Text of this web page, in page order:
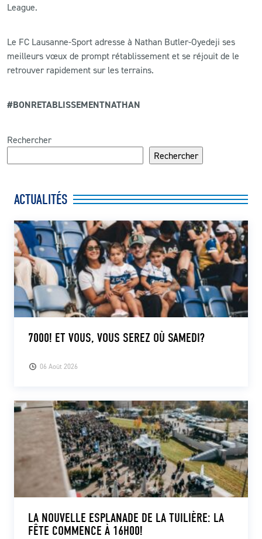
League.
Le FC Lausanne-Sport adresse à Nathan Butler-Oyedeji ses
meilleurs vœux de prompt rétablissement et se réjouit de le
retrouver rapidement sur les terrains.
#BONRETABLISSEMENTNATHAN
Rechercher
Rechercher
ACTUALITÉS
06 Août 2026
7000! ET VOUS, VOUS SEREZ OÙ SAMEDI?
LA NOUVELLE ESPLANADE DE LA TUILIÈRE: LA
FÊTE COMMENCE À 16H00!